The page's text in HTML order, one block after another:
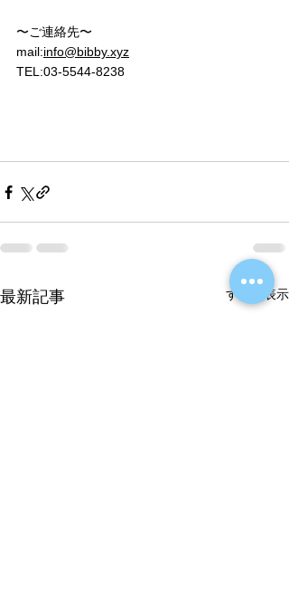
〜ご連絡先〜
mail:info@bibby.xyz
TEL:03-5544-8238
最新記事 すべて表示